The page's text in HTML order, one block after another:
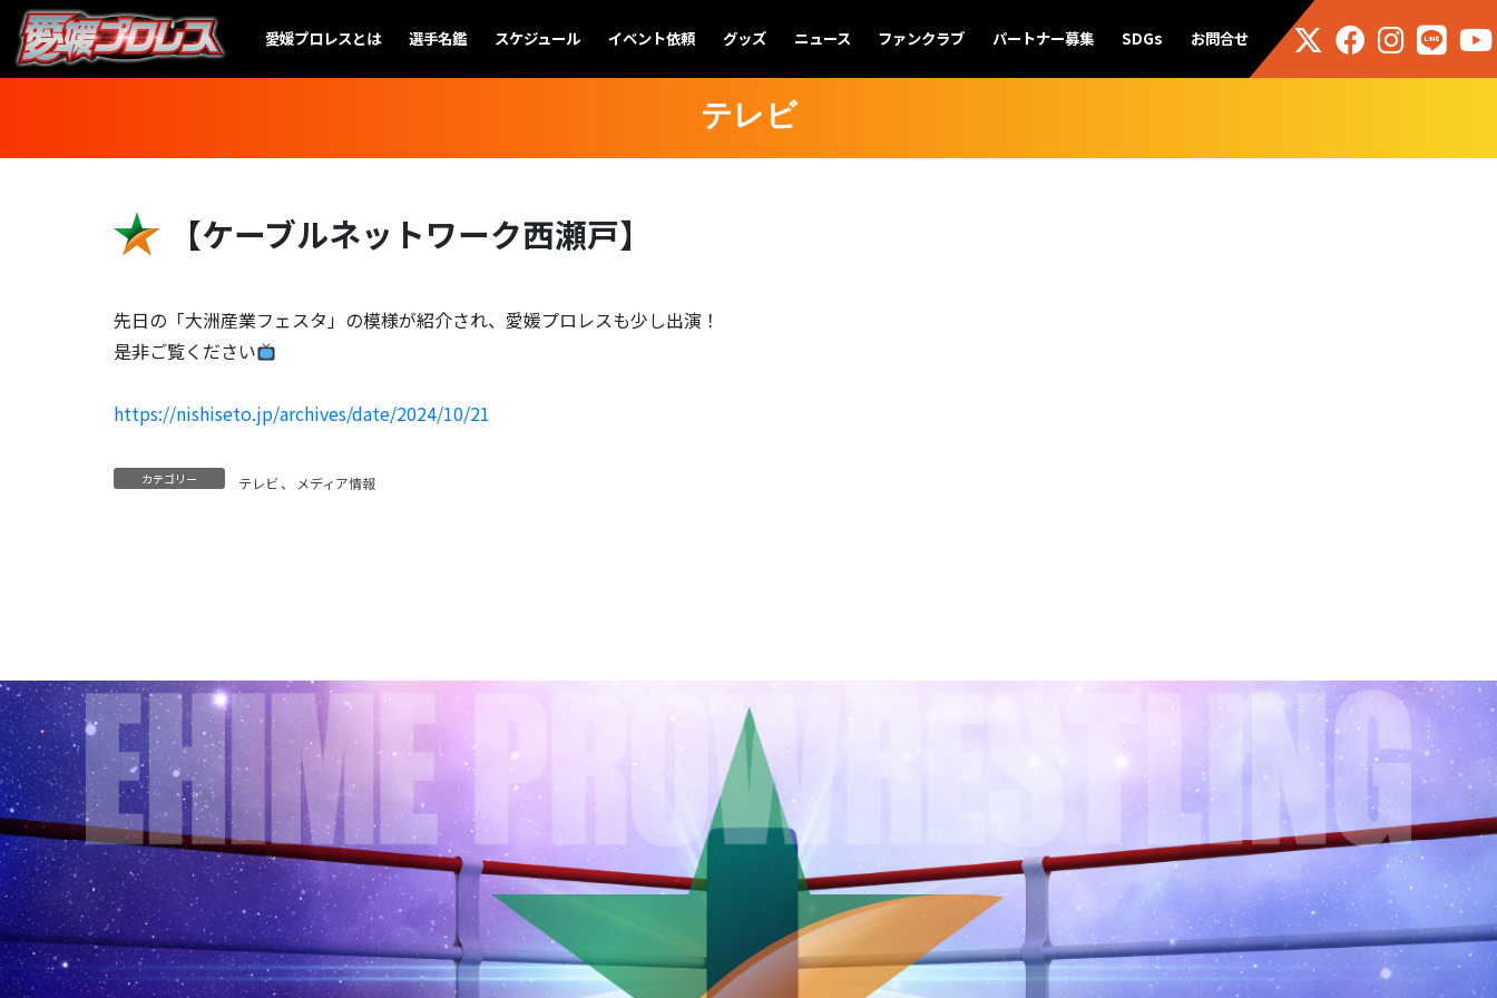
愛媛プロレスとは 選手名鑑 スケジュール イベント依頼 グッズ ニュース ファンクラブ パートナー募集 SDGs お問合せ
テレビ
【ケーブルネットワーク西瀬戸】
先日の「大洲産業フェスタ」の模様が紹介され、愛媛プロレスも少し出演！
是非ご覧ください
https://nishiseto.jp/archives/date/2024/10/21
カテゴリー テレビ、 メディア情報